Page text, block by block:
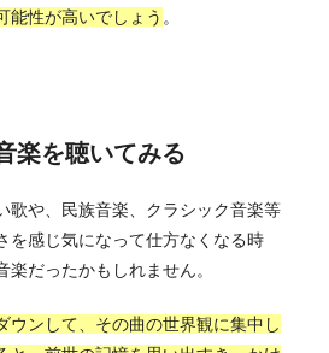
能性が高いでしょう 。
楽を聴いてみる
歌や、民族音楽、クラシック音楽等
を感じ気になって仕方なくなる時
だったかもしれません。
ウンして、その曲の世界観に集中し